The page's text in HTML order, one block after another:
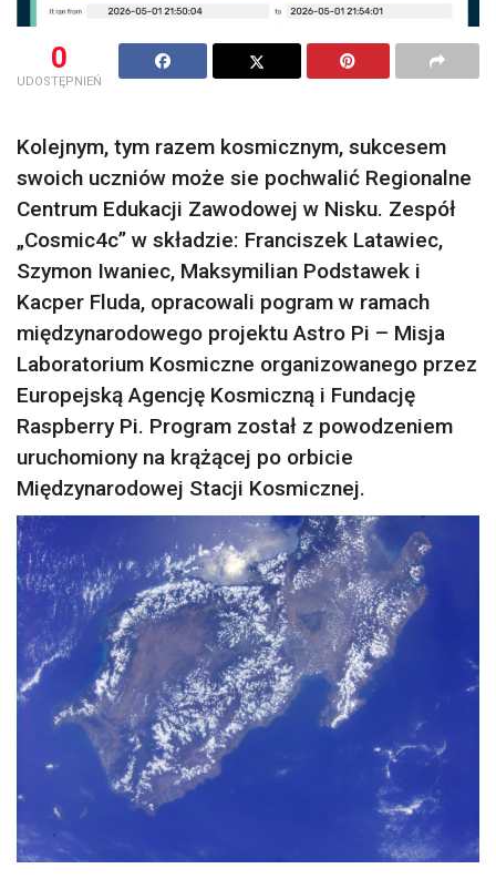
0
UDOSTĘPNIEŃ
Kolejnym, tym razem kosmicznym, sukcesem
swoich uczniów może sie pochwalić Regionalne
Centrum Edukacji Zawodowej w Nisku. Zespół
„Cosmic4c” w składzie: Franciszek Latawiec,
Szymon Iwaniec, Maksymilian Podstawek i
Kacper Fluda, opracowali pogram w ramach
międzynarodowego projektu Astro Pi – Misja
Laboratorium Kosmiczne organizowanego przez
Europejską Agencję Kosmiczną i Fundację
Raspberry Pi. Program został z powodzeniem
uruchomiony na krążącej po orbicie
Międzynarodowej Stacji Kosmicznej.